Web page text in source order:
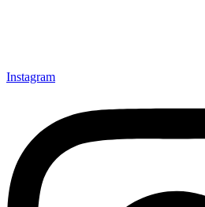
Instagram